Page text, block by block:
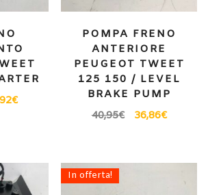
€
POMPA FRENO
ANTERIORE
PEUGEOT TWEET
125 150 / LEVEL
BRAKE PUMP
40,95€ 36,86€
In offerta!